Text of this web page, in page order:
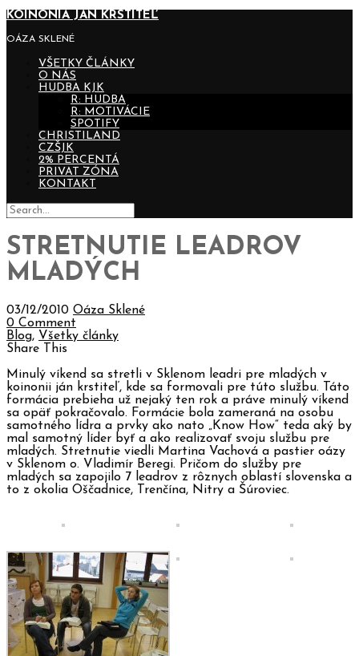
KOINONIA JÁN KRSTITEĽ
OÁZA SKLENÉ
VŠETKY ČLÁNKY
O NÁS
HUDBA KJK
R: HUDBA
R: MOTIVÁCIE
SPOTIFY
CHRISTILAND
CZŠJK
2% PERCENTÁ
PRIVAT ZÓNA
KONTAKT
STRETNUTIE LEADROV
MLADÝCH
03/12/2010 Oáza Sklené
0 Comment
Blog, Všetky články
Share This
Minulý víkend sa stretli v Sklenom leadri pre mladých v
koinonii ján krstiteľ, kde sa formovali pre túto službu. Táto
formácia prebieha už nejaký ten rok a práve minulý víkend
sa opäť pokračovalo. Formácie bola zameraná na osobu
samotného lídra a prvky ako nato „Know How“ teda aký by
mal samotný líder byť a ako realizovať svoju službu pre
mladých. Stretnutie viedli Martina Vachová a pastier oázy
v Sklenom o. Vladimír Beregi. Pričom do služby pre
mladých sa zapojilo 7 leadrov z rôznych oblastí slovenska a
to z okolia Oščadnice, Trenčína, Nitry a Šúroviec.